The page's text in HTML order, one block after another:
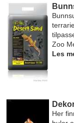
Zoo
Les
Her